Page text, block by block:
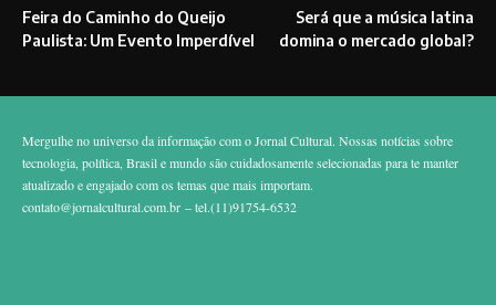
Feira do Caminho do Queijo
Paulista: Um Evento Imperdível
Será que a música latina
domina o mercado global?
Mergulhe no universo da informação com o Jornal Cultural. Nossas notícias sobre
tecnologia, política, Brasil e mundo são cuidadosamente selecionadas para te manter
atualizado e engajado com os temas que mais importam.
contato@jornalcultural.com.br – tel.(11)91754-6532